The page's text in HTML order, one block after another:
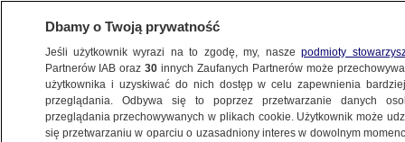
BIZNES
Z KRAJU
Dbamy o Twoją prywatność
Jeśli użytkownik wyrazi na to zgodę, my, naszepodmioty
Partnerów IAB oraz30 innych Zaufanych Partnerów może
użytkownika i uzyskiwać do nich dostęp w celu zapewnienia
przeglądania. Odbywa się to poprzez przetwarzanie danych
przeglądania przechowywanych w plikach cookie. Użytkownik może
się przetwarzaniu w oparciu o uzasadniony interes w dowolnym